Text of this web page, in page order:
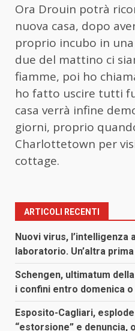
Ora Drouin potrà
nuova casa, dopo
proprio incubo in
due del mattino ci
fiamme, poi ho
ho fatto uscire tutti
casa verrà infine
giorni, proprio
Charlottetown per
cottage.
ARTICOLI RECENTI
Nuovi virus, l’intelligenza
laboratorio. Un’altra
Schengen, ultimatum
i confini entro domenica
Esposito-Cagliari,
“estorsione” e denuncia,